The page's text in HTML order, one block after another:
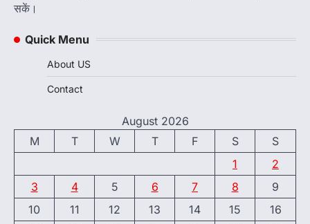
सकें।
Quick Menu
About US
Contact
August 2026
M
T W T F S
S
1
2
3
4 5 6 7 8
9
10
11 12 13 14 15
16